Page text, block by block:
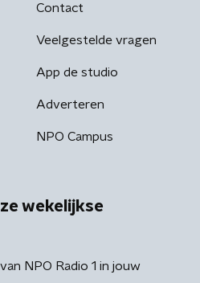
Contact
Veelgestelde vragen
App de studio
Adverteren
NPO Campus
wekelijkse
NPO Radio 1 in jouw